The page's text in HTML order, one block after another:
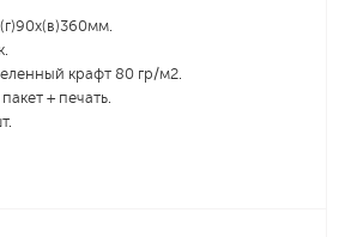
крафт 80 гр/м2.
+ печать.